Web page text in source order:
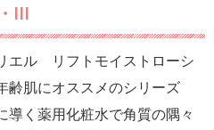
III
エル リフトモイストローシ
齢肌にオススメのシリーズ
導く薬用化粧水で角質の隅々